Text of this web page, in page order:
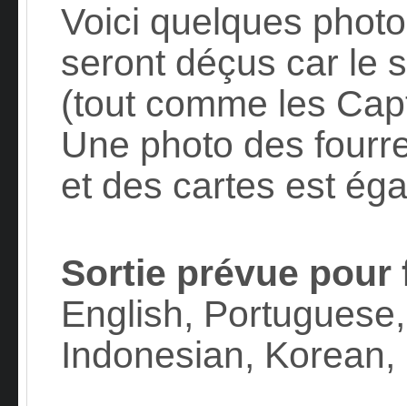
Voici quelques
seront déçus car le
(tout comme les
Une photo des
et des cartes est
Sortie prévue
English,
Indonesian,